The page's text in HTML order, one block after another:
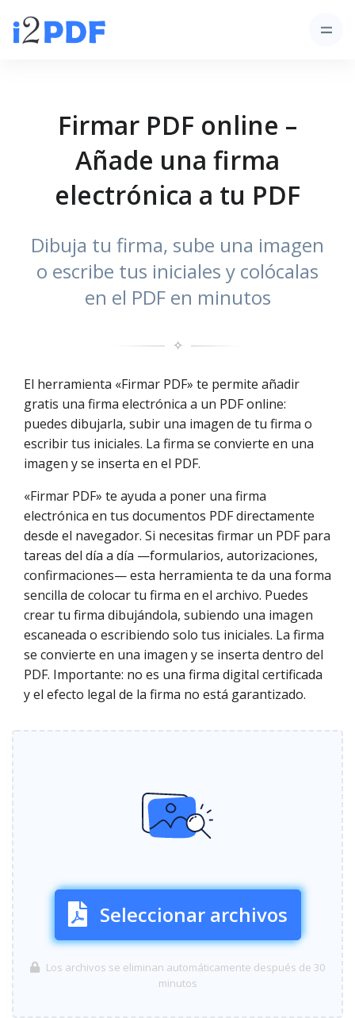
Firmar PDF online –
Añade una firma
electrónica a tu PDF
Dibuja tu firma, sube una imagen
o escribe tus iniciales y colócalas
en el PDF en minutos
✧
El herramienta «Firmar PDF» te permite añadir
gratis una firma electrónica a un PDF online:
puedes dibujarla, subir una imagen de tu firma o
escribir tus iniciales. La firma se convierte en una
imagen y se inserta en el PDF.
«Firmar PDF» te ayuda a poner una firma
electrónica en tus documentos PDF directamente
desde el navegador. Si necesitas firmar un PDF para
tareas del día a día —formularios, autorizaciones,
confirmaciones— esta herramienta te da una forma
sencilla de colocar tu firma en el archivo. Puedes
crear tu firma dibujándola, subiendo una imagen
escaneada o escribiendo solo tus iniciales. La firma
se convierte en una imagen y se inserta dentro del
PDF. Importante: no es una firma digital certificada
y el efecto legal de la firma no está garantizado.
Seleccionar archivos
Los archivos se eliminan automáticamente después de 30
minutos